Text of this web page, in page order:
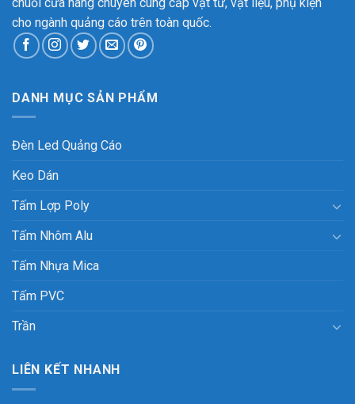
cho ngành quảng cáo trên toàn quốc.
DANH MỤC SẢN PHẨM
Đèn Led Quảng Cáo
Keo Dán
Tấm Lợp Poly
Tấm Nhôm Alu
Tấm Nhựa Mica
Tấm PVC
Trần
LIÊN KẾT NHANH